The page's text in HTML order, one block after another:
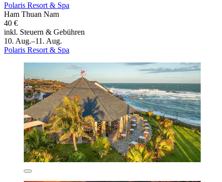
Polaris Resort & Spa
Ham Thuan Nam
40 €
inkl. Steuern & Gebühren
10. Aug.–11. Aug.
Polaris Resort & Spa